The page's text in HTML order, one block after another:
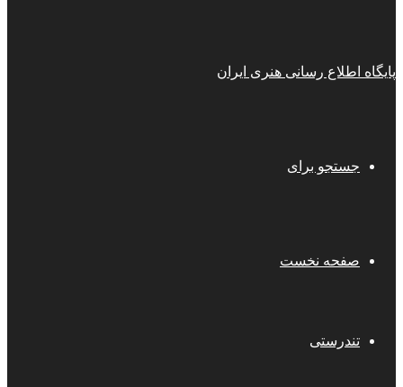
پایگاه اطلاع رسانی هنری ایران
جستجو برای
صفحه نخست
تندرستی